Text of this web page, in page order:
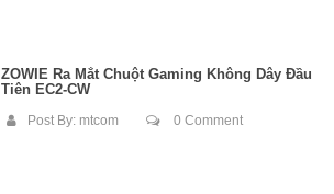
ZOWIE Ra Mắt Chuột Gaming Không Dây Đầu
Tiên EC2-CW
Post By: mtcom 0 Comment